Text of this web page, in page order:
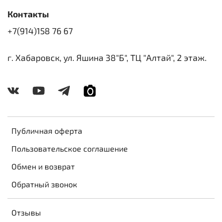
Публичная оферта
Пользовательское соглашение
Обмен и возврат
Обратный звонок
Отзывы
Контакты
+7(914)158 76 67
г. Хабаровск, ул. Яшина 38"Б", ТЦ "Алтай", 2 этаж.